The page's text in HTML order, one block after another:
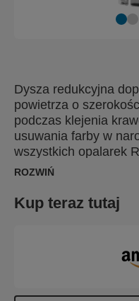
Dysza redukcyjna
powietrza o
podczas klejenia
usuwania farby w
wszystkich opalarek
ROZWIŃ
Kup teraz tutaj